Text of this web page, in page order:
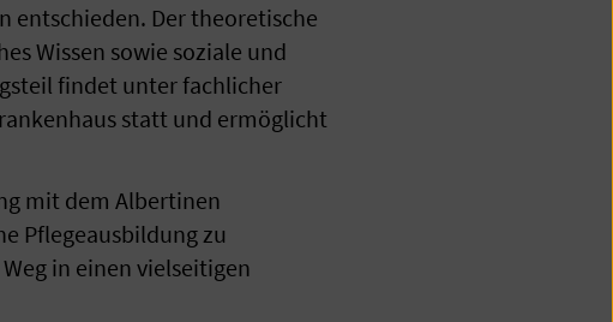
entschieden. Der theoretische
Wissen sowie soziale und
findet unter fachlicher
statt und ermöglicht
mit dem Albertinen
Pflegeausbildung zu
in einen vielseitigen